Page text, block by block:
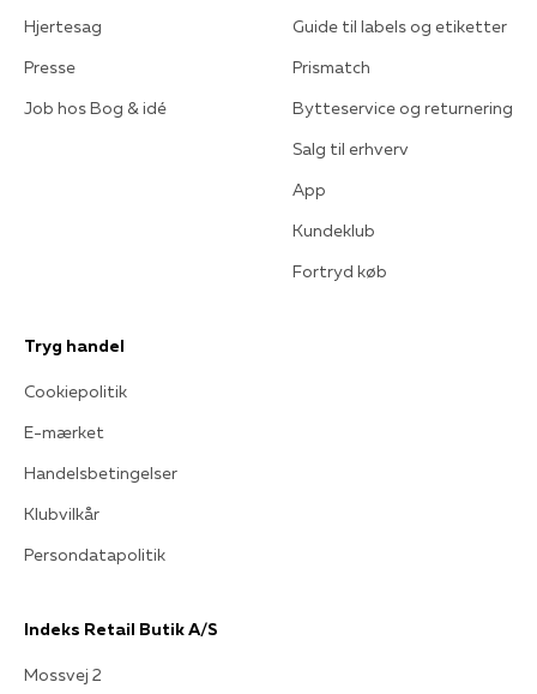
Hjertesag
Presse
Job hos Bog & idé
Guide til labels og etiketter
Prismatch
Bytteservice og returnering
Salg til erhverv
App
Kundeklub
Fortryd køb
Tryg handel
Cookiepolitik
E-mærket
Handelsbetingelser
Klubvilkår
Persondatapolitik
Indeks Retail Butik A/S
Mossvej 2